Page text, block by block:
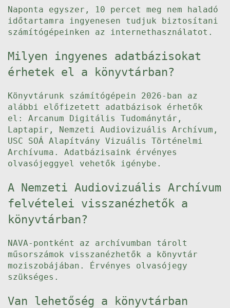
Naponta egyszer, 10 percet meg nem haladó
időtartamra ingyenesen tudjuk biztosítani
számítógépeinken az internethasználatot.
Milyen ingyenes adatbázisokat
érhetek el a könyvtárban?
Könyvtárunk számítógépein 2026-ban az
alábbi előfizetett adatbázisok érhetők
el: Arcanum Digitális Tudománytár,
Laptapir, Nemzeti Audiovizuális Archívum,
USC SOÁ Alapítvány Vizuális Történelmi
Archívuma. Adatbázisaink érvényes
olvasójeggyel vehetők igénybe.
A Nemzeti Audiovizuális Archívum
felvételei visszanézhetők a
könyvtárban?
NAVA-pontként az archívumban tárolt
műsorszámok visszanézhetők a könyvtár
moziszobájában. Érvényes olvasójegy
szükséges.
Van lehetőség a könyvtárban